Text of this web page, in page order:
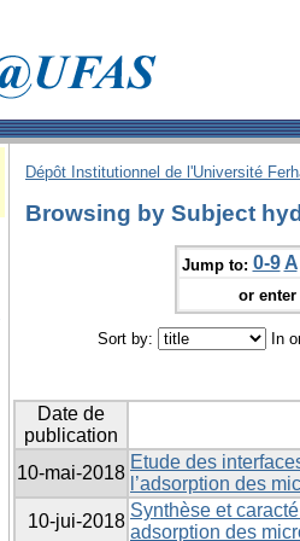
Dépôt Institutionnel de l'Université
Browsing by Subject
Jump to: 0-9 A
or
Sort by: In
Date de
publication
10-mai-2018
Etude des
l’adsorption des
10-jui-2018
Synthèse et
adsorption des